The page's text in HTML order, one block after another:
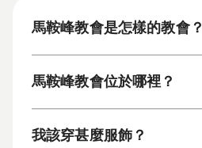
馬鞍峰教會是怎樣的教會？
馬鞍峰教會位於哪裡？
我該穿甚麼服飾？